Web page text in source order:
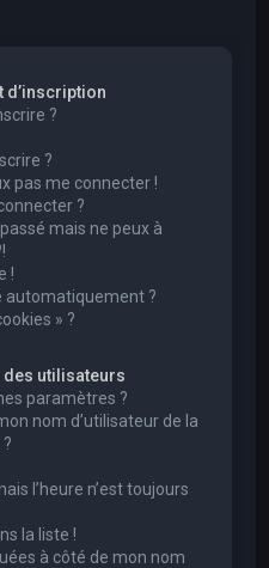
d’inscription
?
?
pas me connecter !
?
mais ne peux à
!
automatiquement ?
» ?
utilisateurs
paramètres ?
nom d’utilisateur de la
l’heure n’est toujours
la liste !
à côté de mon nom